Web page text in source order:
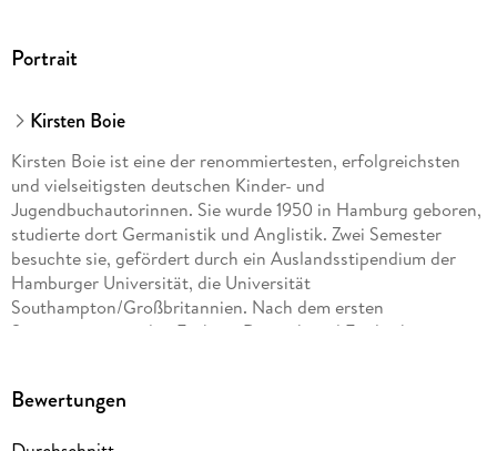
Portrait
Kirsten Boie
Kirsten Boie ist eine der renommiertesten, erfolgreichsten
und vielseitigsten deutschen Kinder- und
Jugendbuchautorinnen. Sie wurde 1950 in Hamburg geboren,
studierte dort Germanistik und Anglistik. Zwei Semester
besuchte sie, gefördert durch ein Auslandsstipendium der
Hamburger Universität, die Universität
Southampton/Großbritannien. Nach dem ersten
Staatsexamen in den Fächern Deutsch und Englisch
Gymnasium, wechselte auf eigenen Wunsch später an eine
Bewertungen